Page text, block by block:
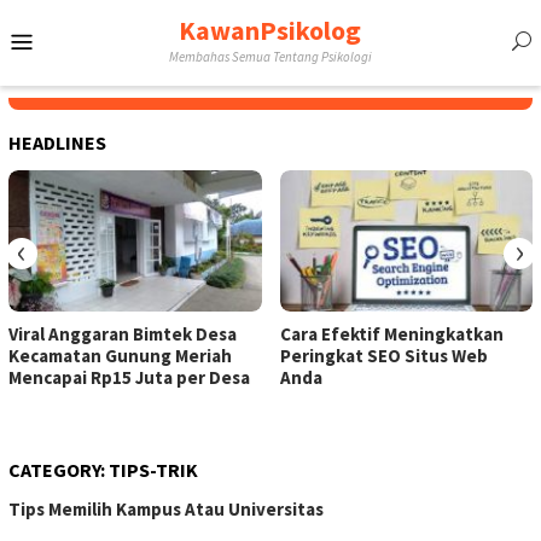
to
KawanPsikolog
Membahas Semua Tentang Psikologi
HEADLINES
Viral Anggaran Bimtek Desa
Kecamatan Gunung Meriah
Mencapai Rp15 Juta per Desa
Cara Efektif Meningkatkan
Peringkat SEO Situs Web
Anda
‹ ›
CATEGORY: TIPS-TRIK
Tips Memilih Kampus Atau Universitas